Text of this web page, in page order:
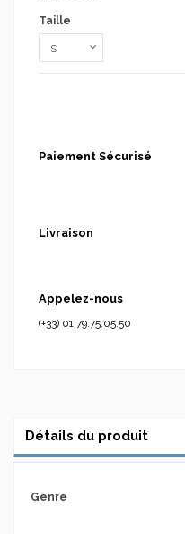
Taille
Paiement Sécurisé
Livraison
Appelez-nous
(+33) 01.79.75.05.50
Détails du produit
Genre